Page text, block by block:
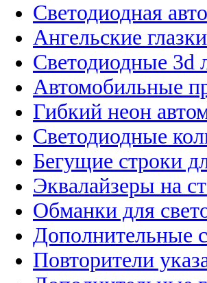
Светодиодная
Ангельские глазки
Светодиодные 3d
Автомобильные
Гибкий неон
Светодиодные
Бегущие строки
Эквалайзеры на
Обманки для
Дополнительные
Повторители